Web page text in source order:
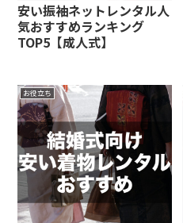
安い振袖ネットレンタル人
気おすすめランキング
TOP5【成人式】
お役立ち